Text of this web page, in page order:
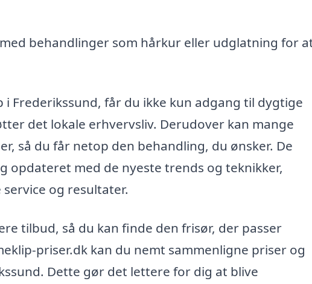
behandlinger som hårkur eller udglatning for
Frederikssund, får du ikke kun adgang til dygtige
det lokale erhvervsliv. Derudover kan mange
så du får netop den behandling, du ønsker. De
opdateret med de nyeste trends og teknikker,
og resultater.
tilbud, så du kan finde den frisør, der passer
priser.dk kan du nemt sammenligne priser og
Dette gør det lettere for dig at blive